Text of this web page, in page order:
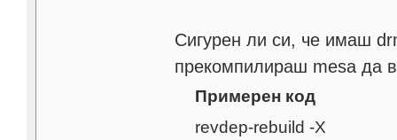
Сигурен ли си, че имаш
прекомпилираш mesa да
Примерен код
revdep-rebuild -X